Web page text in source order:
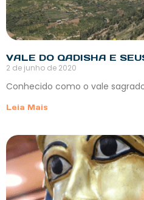
VALE DO QADISHA E
2 de junho de 2020
​Conhecido como o vale
Leia Mais